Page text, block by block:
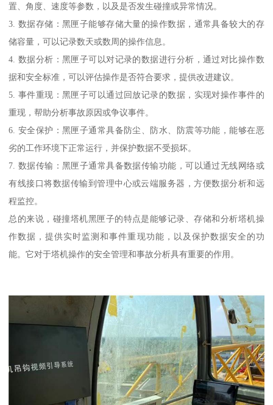
置、角度、速度等参数，以及是否发生碰撞或异常情况。
3. 数据存储：黑匣子能够存储大量的操作数据，通常具备较大的存
储容量，可以记录数天或数周的操作信息。
4. 数据分析：黑匣子可以对记录的数据进行分析，通过对比操作数
据和安全标准，可以评估操作是否符合要求，提供改进建议。
5. 事件重现：黑匣子可以通过回放记录的数据，实现对操作事件的
重现，帮助分析事故原因或争议事件。
6. 安全保护：黑匣子通常具备防尘、防水、防震等功能，能够在恶
劣的工作环境下正常运行，并保护数据不受损坏。
7. 数据传输：黑匣子通常具备数据传输功能，可以通过无线网络或
有线接口将数据传输到管理中心或云端服务器，方便数据分析和远
程监控。
总的来说，碰撞塔机黑匣子的特点是能够记录、存储和分析塔机操
作数据，提供实时监测和事件重现功能，以及保护数据安全的功
能。它对于塔机操作的安全管理和事故分析具有重要的作用。